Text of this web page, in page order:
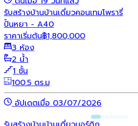
รับสร้างบ้านบ้านเดี่ยวคอนเทมโพรารี่
ปั้นหยา - A40
ราคาเริ่มต้น฿1,800,000
3 ห้อง
2 น้ำ
1 ชั้น
100.5 ตร.ม
อัปเดตเมื่อ 03/07/2026